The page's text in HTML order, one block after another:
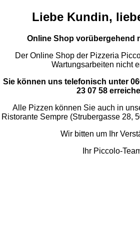
Liebe Kundin,
Online Shop vorübergehend
Der Online Shop der Pizzeria
Wartungsarbeiten nicht
Sie können uns telefonisch unter
23 07 58
Alle Pizzen können Sie auch in
Ristorante Sempre (Strubergasse 28,
Wir bitten um Ihr
Ihr Piccolo-